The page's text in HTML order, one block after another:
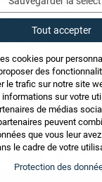
Tout accepter
cookies pour
des
le trafic sur notre site
sur votre
de médias
peuvent
que vous leur
le cadre de votre
Protection des